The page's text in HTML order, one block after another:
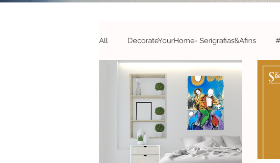
All DecorateYourHome- Serigrafias&Afins
Campanhas&Passatempos- S&A
#DecorateYourOffice - S&A
#Novidades #Parcerias #Concurso